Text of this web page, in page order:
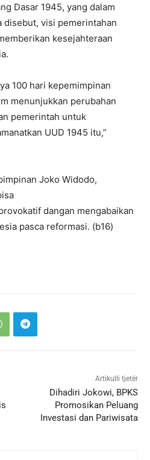
Dasar 1945, yang dalam
disebut, visi pemerintahan
kesejahteraan
100 hari kepemimpinan
menunjukkan perubahan
pemerintah untuk
UUD 1945 itu,”
Joko Widodo,
dangan mengabaikan
pasca reformasi. (b16)
Artikulli tjetër
Dihadiri Jokowi, BPKS
Promosikan Peluang
Investasi dan Pariwisata